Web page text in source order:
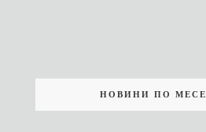
НОВИНИ ПО